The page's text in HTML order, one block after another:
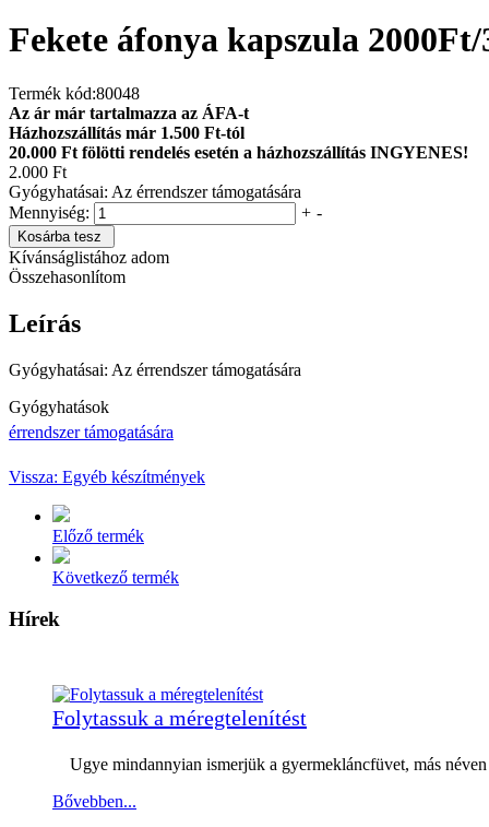
Fekete áfonya kapszula
Termék kód:80048
Az ár már tartalmazza az ÁFA-t
Házhozszállítás már 1.500 Ft-tól
20.000 Ft fölötti rendelés esetén a házhozszállítás INGYENES!
2.000 Ft
Gyógyhatásai: Az érrendszer támogatására
Mennyiség:
+ -
Kosárba tesz
Kívánságlistához adom
Összehasonlítom
Leírás
Gyógyhatásai: Az érrendszer támogatására
Gyógyhatások
érrendszer támogatására
Vissza: Egyéb készítmények
Előző termék
Következő termék
Hírek
Folytassuk a méregtelenítést
Ugye mindannyian ismerjük a gyermekláncfüvet, más
Bővebben...